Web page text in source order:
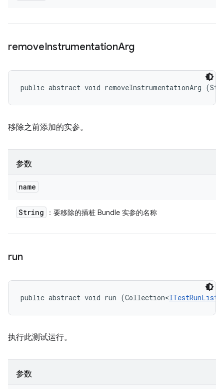
removeInstrumentationArg
public abstract void removeInstrumentationArg
移除之前添加的实参。
参数
name
String ：要移除的插桩 Bundle 实参的名称
run
public abstract void run (Collection<
执行此测试运行。
参数